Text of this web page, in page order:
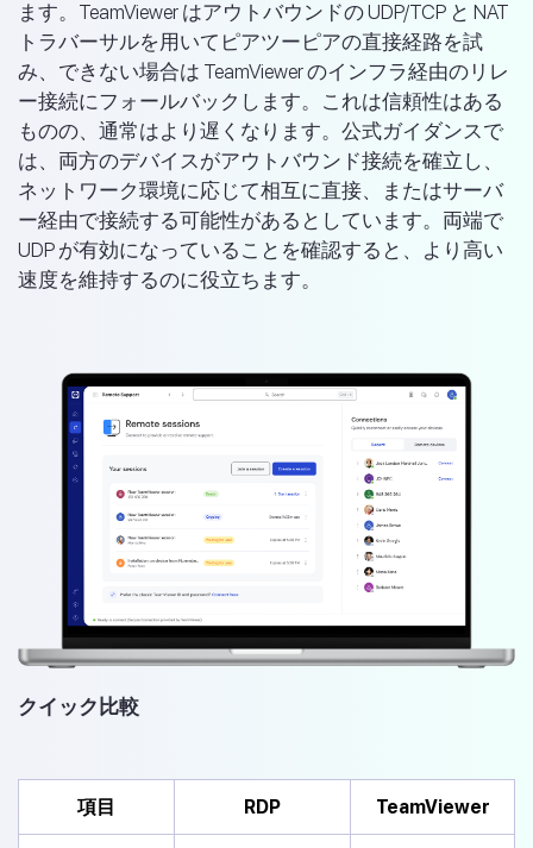
ます。TeamViewer はアウトバウンドの UDP/TCP と NAT
トラバーサルを用いてピアツーピアの直接経路を試
み、できない場合は TeamViewer のインフラ経由のリレ
ー接続にフォールバックします。これは信頼性はある
ものの、通常はより遅くなります。公式ガイダンスで
は、両方のデバイスがアウトバウンド接続を確立し、
ネットワーク環境に応じて相互に直接、またはサーバ
ー経由で接続する可能性があるとしています。両端で
UDP が有効になっていることを確認すると、より高い
速度を維持するのに役立ちます。
クイック比較
項目 RDP TeamViewer